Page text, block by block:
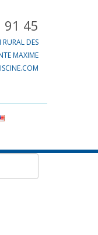
91 45
DES
MAXIME